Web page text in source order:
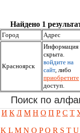
Найдено 1
Город Адрес
Красноярск
Информация
скрыта.
войдите на
сайт, либо
приобретите
доступ.
Поиск по
И К Л М Н О П Р С Т
K L M N O P Q R S T U